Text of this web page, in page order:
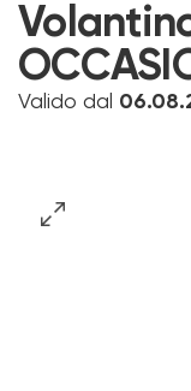
Valido dal